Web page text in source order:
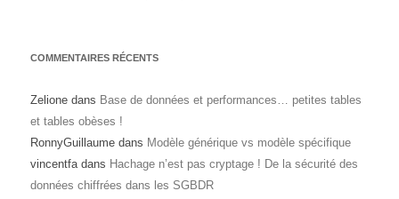
COMMENTAIRES RÉCENTS
Zelione dans Base de données et performances… petites tables
et tables obèses !
RonnyGuillaume dans Modèle générique vs modèle spécifique
vincentfadans Hachage n’est pas cryptage ! De la sécurité des
données chiffrées dans les SGBDR